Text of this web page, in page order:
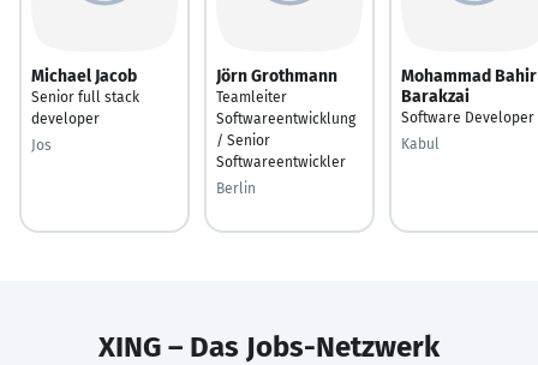
Michael Jacob
Senior full stack
developer
Jos
Jörn Grothmann
Teamleiter
Softwareentwicklung
/ Senior
Softwareentwickler
Berlin
Mohammad Bahir
Barakzai
Software Developer
Kabul
XING – Das Jobs-Netzwerk